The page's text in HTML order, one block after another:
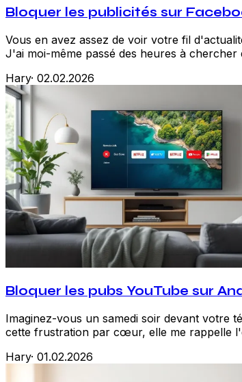
Bloquer les publicités sur
Vous en avez assez de voir votre fil
J'ai moi-même passé des heures à
Hary· 02.02.2026
Bloquer les pubs YouTube sur
Imaginez-vous un samedi soir devant votre
cette frustration par cœur, elle me rappelle
Hary· 01.02.2026